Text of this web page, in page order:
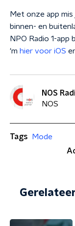
Met onze app
binnen- en
NPO Radio 1-
'm hier voor iOS
NOS
NOS
Tags
Mode